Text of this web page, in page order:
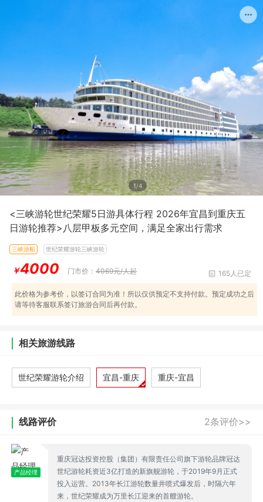
1/4
<三峡游轮世纪荣耀5日游具体行程 2026年宜昌到重庆五
日游轮推荐>八层甲板多元空间，满足全家出行需求
三峡游船 世纪荣耀游轮三峡游轮
￥4000 门市价： 4069元/人起 165人已定
此价格为参考价，以签订合同为准！所以仅供预定不支持付款。预定成功之后
请等待客服联系签订旅游合同后再付款。
相关旅游线路
世纪荣耀游轮介绍 宜昌-重庆 重庆-宜昌
线路评价 2条评价>>
产品经理
重庆冠达投资控股（集团）有限责任公司旗下游轮品牌冠达
世纪游轮耗资近3亿打造的新旗舰游轮，于2019年9月正式
投入运营。2013年长江游轮数量井喷式爆发后，时隔六年
来，世纪荣耀成为万里长江迎来的首艘游轮。